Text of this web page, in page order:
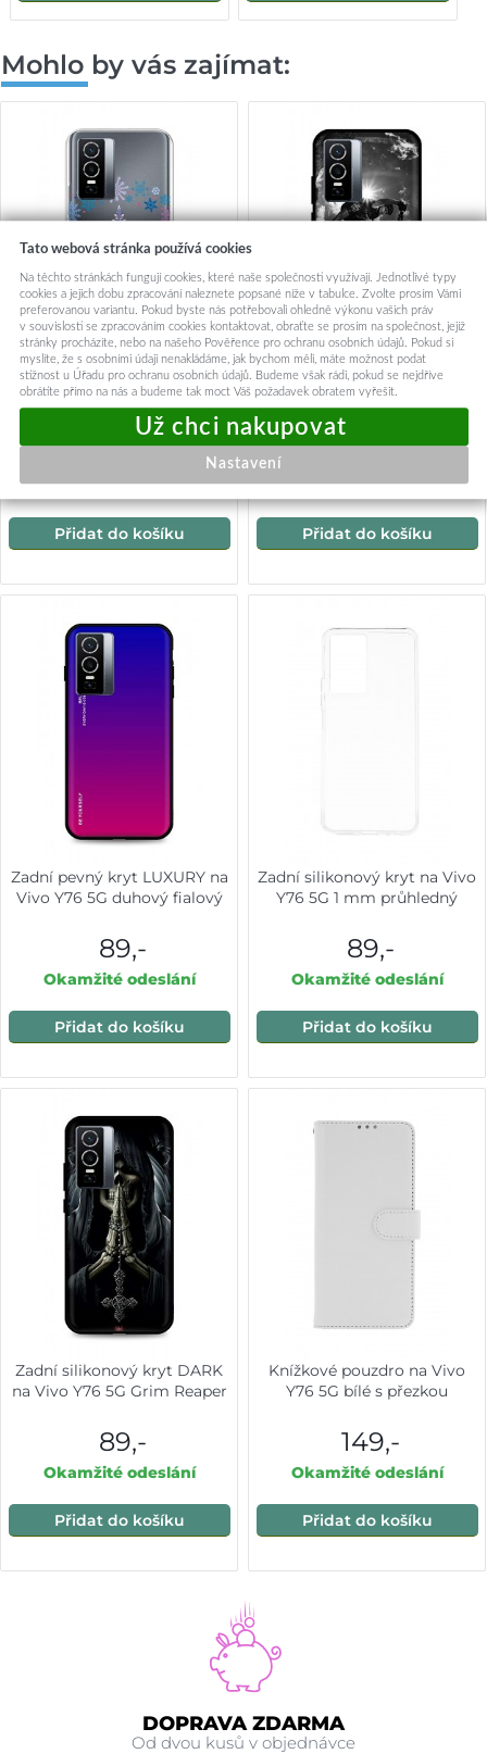
Mohlo by vás zajímat:
Zadní silikonový kryt na Vivo
Y76 5G Snowflake
89,-
Okamžité odeslání
Přidat do košíku
Zadní silikonový kryt DARK
na Vivo Y76 5G Mountain
89,-
Okamžité odeslání
Přidat do košíku
Zadní pevný kryt LUXURY na
Vivo Y76 5G duhový fialový
89,-
Okamžité odeslání
Přidat do košíku
Zadní silikonový kryt na Vivo
Y76 5G 1 mm průhledný
89,-
Okamžité odeslání
Přidat do košíku
Zadní silikonový kryt DARK
na Vivo Y76 5G Grim Reaper
89,-
Okamžité odeslání
Přidat do košíku
Knížkové pouzdro na Vivo
Y76 5G bílé s přezkou
149,-
Okamžité odeslání
Přidat do košíku
DOPRAVA ZDARMA
Od dvou kusů v objednávce
Tato webová stránka používá cookies
Na těchto stránkách fungují cookies, které naše společnosti využívají. Jednotlivé typy
cookies a jejich dobu zpracování naleznete popsané níže v tabulce. Zvolte prosím Vámi
preferovanou variantu. Pokud byste nás potřebovali ohledně výkonu vašich práv
v souvislosti se zpracováním cookies kontaktovat, obraťte se prosím na společnost, jejíž
stránky procházíte, nebo na našeho Pověřence pro ochranu osobních údajů. Pokud si
myslíte, že s osobními údaji nenakládáme, jak bychom měli, máte možnost podat
stížnost u Úřadu pro ochranu osobních údajů. Budeme však rádi, pokud se nejdříve
obrátíte přímo na nás a budeme tak moct Váš požadavek obratem vyřešit.
Nastavení